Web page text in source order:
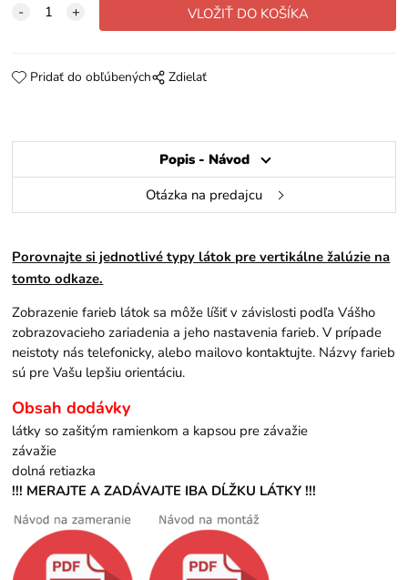
Pridať do obľúbených Zdielať
Popis - Návod
Otázka na predajcu
Porovnajte si jednotlivé typy látok pre vertikálne žalúzie na
tomto odkaze.
Zobrazenie farieb látok sa môže líšiť v závislosti podľa Vášho
zobrazovacieho zariadenia a jeho nastavenia farieb. V prípade
neistoty nás telefonicky, alebo mailovo kontaktujte. Názvy farieb
sú pre Vašu lepšiu orientáciu.
Obsah dodávky
látky so zašitým ramienkom a kapsou pre závažie
závažie
dolná retiazka
!!! MERAJTE A ZADÁVAJTE IBA DĹŽKU LÁTKY !!!